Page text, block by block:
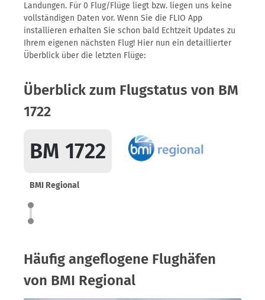
Landungen. Für 0 Flug/Flüge liegt bzw. liegen uns keine
vollständigen Daten vor. Wenn Sie die FLIO App
installieren erhalten Sie schon bald Echtzeit Updates zu
Ihrem eigenen nächsten Flug! Hier nun ein detaillierter
Überblick über die letzten Flüge:
Überblick zum Flugstatus von BM
1722
BM 1722
BMI Regional
Häufig angeflogene Flughäfen
von BMI Regional